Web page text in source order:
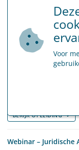
BEKIJK ALLE
BEKIJK ALLE
Webinar – Juridische
24 september 2026,
BEKIJK OPLEIDING
Webinar – Juridische
Voor